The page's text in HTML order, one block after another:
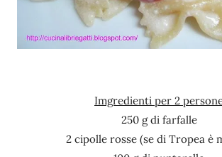
Imgredienti per 2
250 g di farfalle
2 cipolle rosse (se di Tropea è